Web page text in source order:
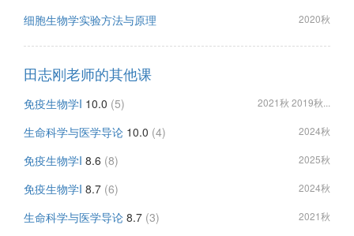
细胞生物学实验方法与原理 2020秋
田志刚老师的其他课
免疫生物学I 10.0 (5) 2021秋 2019秋...
生命科学与医学导论 10.0 (4) 2024秋
免疫生物学I 8.6 (8) 2025秋
免疫生物学I 8.7 (6) 2024秋
生命科学与医学导论 8.7 (3) 2021秋